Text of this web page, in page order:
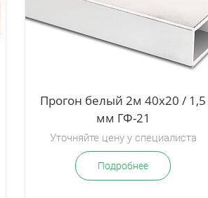
Прогон белый 2м 40х20 / 1,5
мм ГФ-21
Уточняйте цену у специалиста
Подробнее